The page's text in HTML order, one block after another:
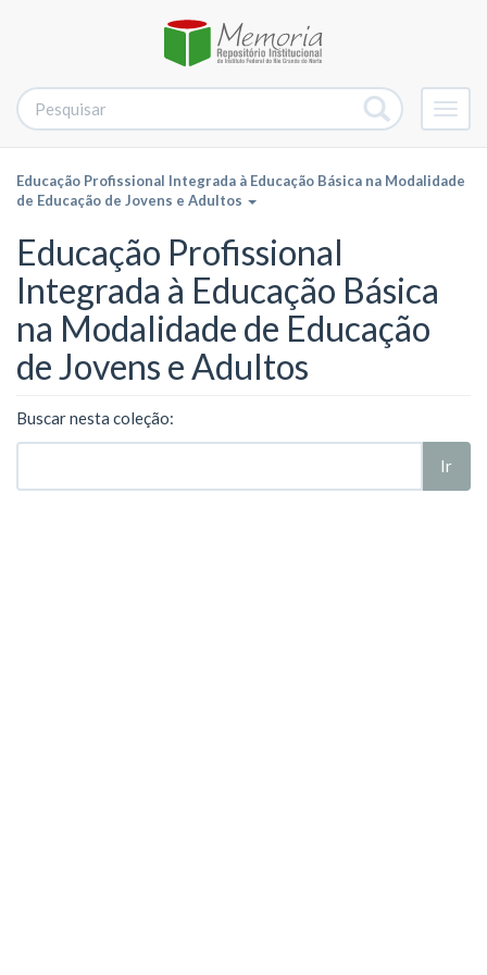
Educação Profissional Integrada à Educação Básica na Modalidade
de Educação de Jovens e Adultos
Educação Profissional
Integrada à Educação Básica
na Modalidade de Educação
de Jovens e Adultos
Buscar nesta coleção:
Ir